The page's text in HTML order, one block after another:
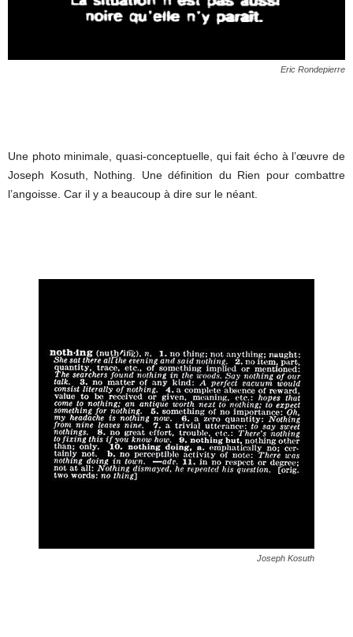
Eric Rondepierre
Une photo minimale, quasi-conceptuelle, qui fait écho à l’œuvre de
Joseph Kosuth, Nothing. Une définition du Rien pour combattre
l’angoisse. Car il y a beaucoup à dire sur le néant.
Joseph Kosuth